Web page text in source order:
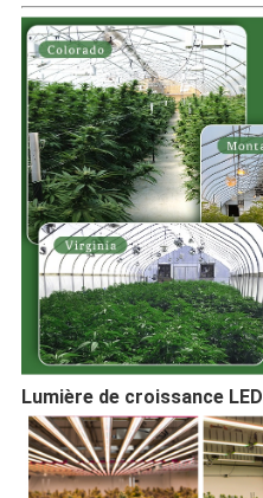
Lumière de croissance LED